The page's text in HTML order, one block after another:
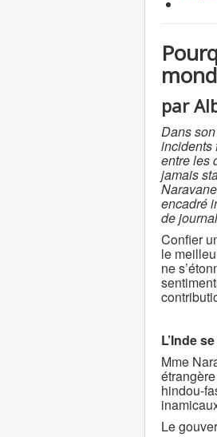
par
Dans
incidents
entre les
jamais
encadré
de
Confier
le
ne
L’Inde
Mme
hindou-
Le